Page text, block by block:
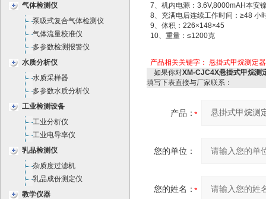
气体检测仪
泵吸式复合气体检测仪
气体流量校准仪
多参数检测报警仪
水质分析仪
水质采样器
多参数水质分析仪
工业检测设备
工业分析仪
工业电导率仪
乳品检测仪
杂质度过滤机
乳品成份测定仪
教学仪器
7、机内电源：3.6V,8000mAH本安
8、充满电后连续工作时间：≥48 小
9、体积：226×148×45
10、重量：≤1200克
产品相关关键字： 悬掛式甲烷测定
如果你对XM-CJC4X悬掛式甲烷测
填写下表直接与厂家联系：
产品：
您的单位：
您的姓名：